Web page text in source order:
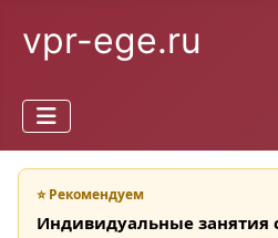
vpr-ege.ru
⭐ Рекомендуем
Индивидуальные занятия